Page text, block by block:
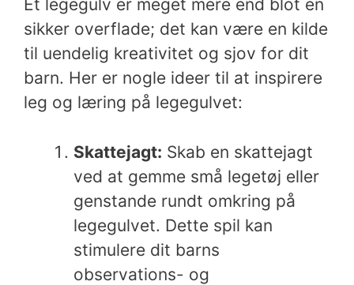
Et legegulv er meget mere end blot en
sikker overflade; det kan være en kilde
til uendelig kreativitet og sjov for dit
barn. Her er nogle ideer til at inspirere
leg og læring på legegulvet:
Skattejagt: Skab en skattejagt
ved at gemme små legetøj eller
genstande rundt omkring på
legegulvet. Dette spil kan
stimulere dit barns
observations- og